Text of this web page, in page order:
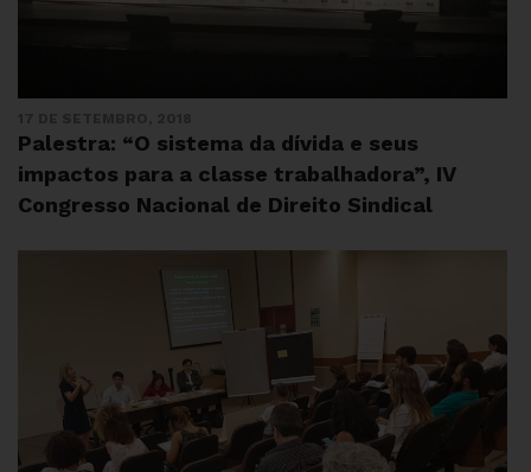
Palestra: “O sistema da dívida e seus
impactos para a classe trabalhadora”, IV
Congresso Nacional de Direito Sindical